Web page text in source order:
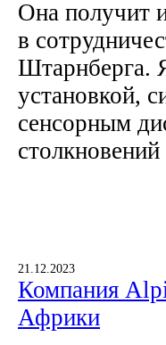
Она получит
в
Штарнберга.
установкой,
сенсорным
столкновений
21.12.2023
Компания
Африки